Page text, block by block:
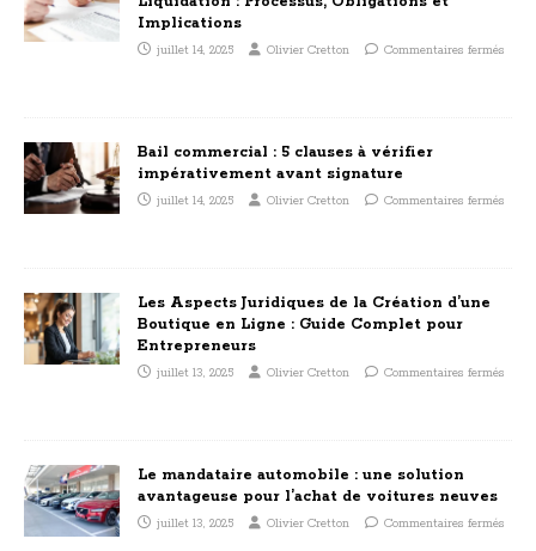
Implications
juillet 14, 2025 Olivier Cretton Commentaires fermés
Bail commercial : 5 clauses à vérifier
impérativement avant signature
juillet 14, 2025 Olivier Cretton Commentaires fermés
Les Aspects Juridiques de la Création d’une
Boutique en Ligne : Guide Complet pour
Entrepreneurs
juillet 13, 2025 Olivier Cretton Commentaires fermés
Le mandataire automobile : une solution
avantageuse pour l’achat de voitures neuves
juillet 13, 2025 Olivier Cretton Commentaires fermés